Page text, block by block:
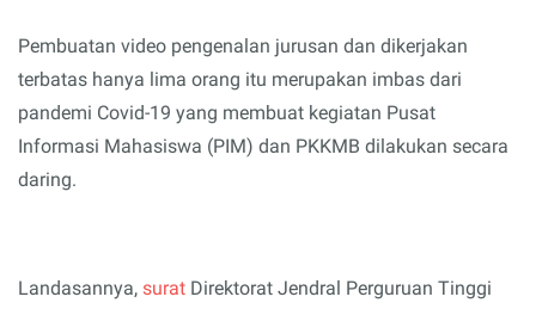
Pembuatan video pengenalan jurusan dan dikerjakan
terbatas hanya lima orang itu merupakan imbas dari
pandemi Covid-19 yang membuat kegiatan Pusat
Informasi Mahasiswa (PIM) dan PKKMB dilakukan secara
daring.
Landasannya, surat Direktorat Jendral Perguruan Tinggi